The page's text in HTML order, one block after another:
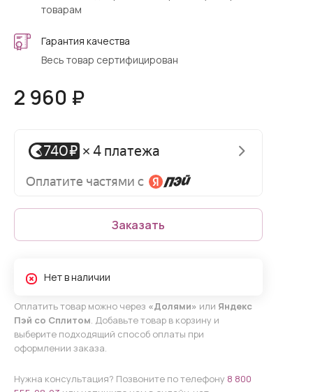
товарам
Гарантия качества
Весь товар сертифицирован
2 960 ₽
Заказать
Нет в наличии
Оплатить товар можно через «Долями» или Яндекс
Пэй со Сплитом. Добавьте товар в корзину и
выберите подходящий способ оплаты при
оформлении заказа.
Нужна консультация? Позвоните по телефону 8 800